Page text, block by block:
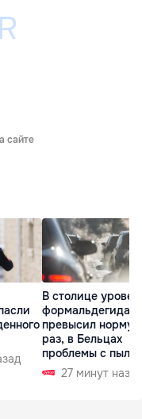
сайте
В столице
формальдегида
превысил норму
раз, в Бельцах
проблемы с
27 минут назад